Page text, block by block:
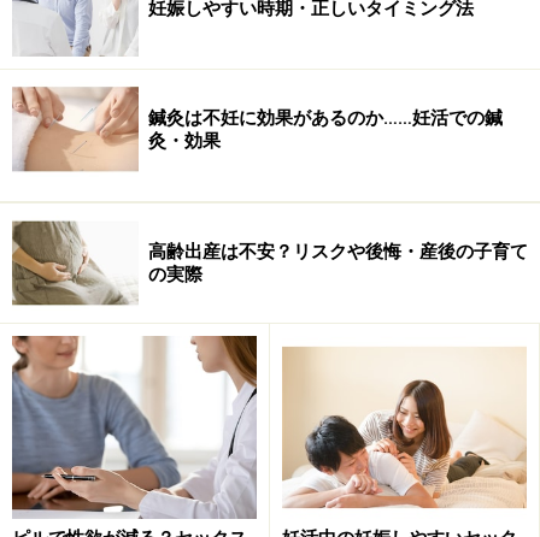
情報提供者は一切の責任を負いかねます。
免責事項
1/2 次のページへ
妊娠しやすい時期・正しいタイミング法
鍼灸は不妊に効果があるのか……妊活での鍼
灸・効果
高齢出産は不安？リスクや後悔・産後の子育て
の実際